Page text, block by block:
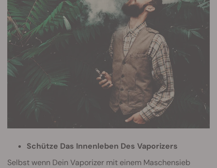
Schütze Das Innenleben Des Vaporizers
Selbst wenn Dein Vaporizer mit einem Maschensieb